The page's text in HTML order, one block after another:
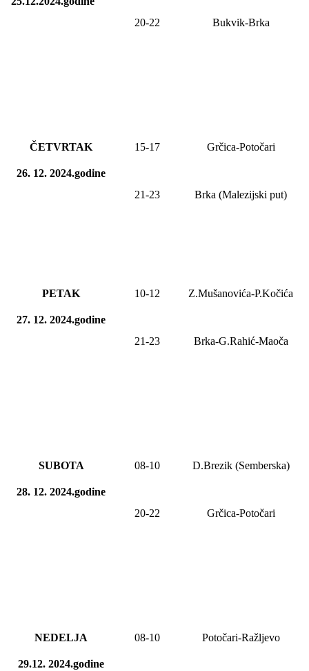
20-22
Bukvik-Brka
ČETVRTAK
26. 12. 2024.godine
15-17 Grčica-Potočari
21-23 Brka (Malezijski put)
PETAK
27. 12. 2024.godine
10-12 Z.Mušanovića-P.Kočića
21-23 Brka-G.Rahić-Maoča
SUBOTA
28. 12. 2024.godine
08-10 D.Brezik (Semberska)
20-22 Grčica-Potočari
NEDELJA
29.12. 2024.godine
08-10 Potočari-Ražljevo